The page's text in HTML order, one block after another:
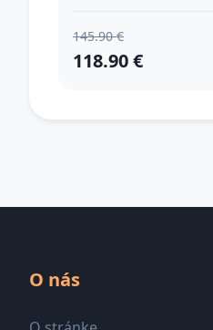
145.90 €
118.90 €
O nás